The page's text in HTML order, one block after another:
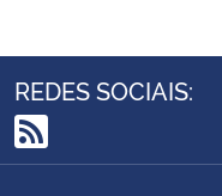
REDES SOCIAIS:
RSS